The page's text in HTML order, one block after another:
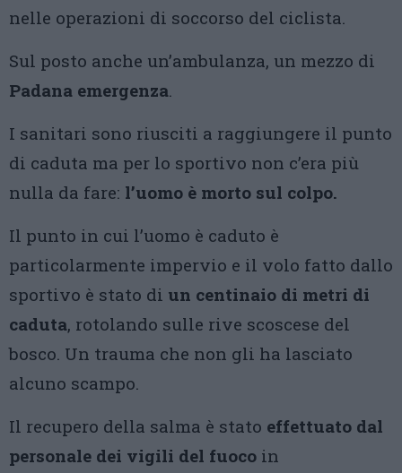
nelle operazioni di soccorso del ciclista.
Sul posto anche un’ambulanza, un mezzo di
Padana emergenza.
I sanitari sono riusciti a raggiungere il punto
di caduta ma per lo sportivo non c’era più
nulla da fare: l’uomo è morto sul colpo.
Il punto in cui l’uomo è caduto è
particolarmente impervio e il volo fatto dallo
sportivo è stato di un centinaio di metri di
caduta, rotolando sulle rive scoscese del
bosco. Un trauma che non gli ha lasciato
alcuno scampo.
Il recupero della salma è stato effettuato dal
personale dei vigili del fuoco in